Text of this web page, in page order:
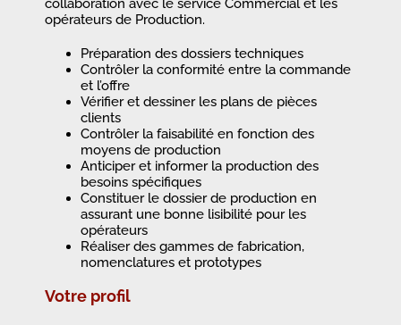
collaboration avec le service Commercial et les
opérateurs de Production.
Préparation des dossiers techniques
Contrôler la conformité entre la commande
et l’offre
Vérifier et dessiner les plans de pièces
clients
Contrôler la faisabilité en fonction des
moyens de production
Anticiper et informer la production des
besoins spécifiques
Constituer le dossier de production en
assurant une bonne lisibilité pour les
opérateurs
Réaliser des gammes de fabrication,
nomenclatures et prototypes
Votre profil